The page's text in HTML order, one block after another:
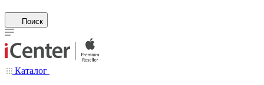
Поиск
Каталог